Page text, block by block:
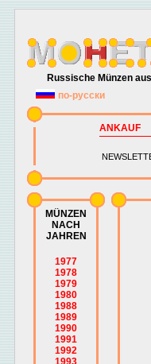
Russische Münzen
по-русски
ANKAUF
MÜNZEN
NACH
JAHREN
1977
1978
1979
1980
1988
1989
1990
1991
1992
1993